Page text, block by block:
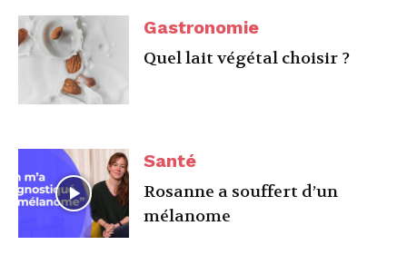
Gastronomie
Quel lait végétal choisir ?
Santé
Rosanne a souffert d’un
mélanome